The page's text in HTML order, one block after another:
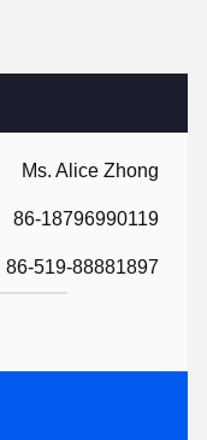
Ms. Alice Zhong
86-18796990119
86-519-88881897